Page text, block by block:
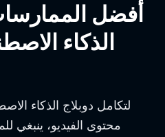
أفضل
الذكاء
لتكامل دوبلاج الذكاء
محتوى الفيديو، ينبغي